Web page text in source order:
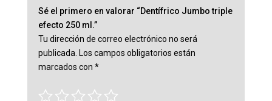
Sé el primero en valorar “Dentífrico Jumbo triple
efecto 250 ml.”
Tu dirección de correo electrónico no será
publicada. Los campos obligatorios están
marcados con *